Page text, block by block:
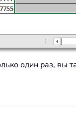
один раз,